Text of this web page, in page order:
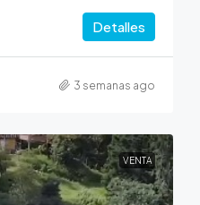
Detalles
3 semanas ago
VENTA